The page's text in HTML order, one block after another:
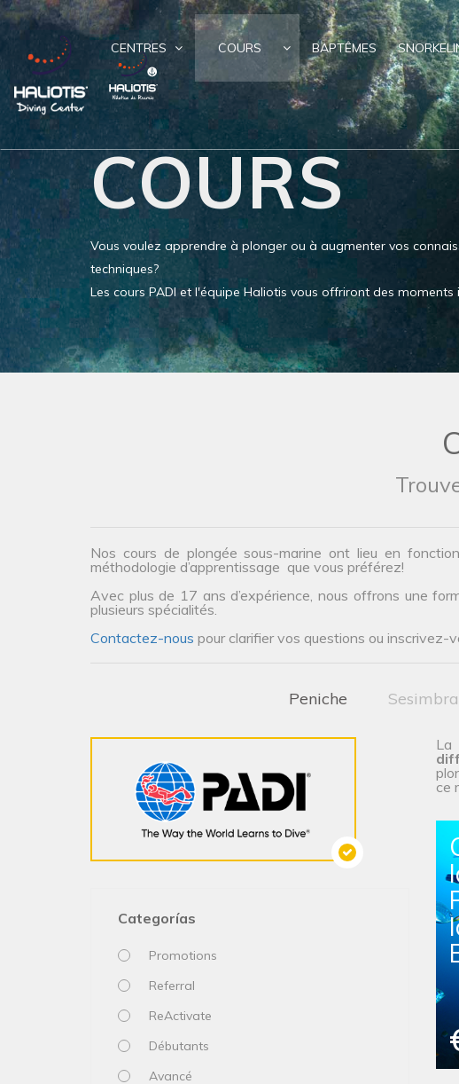
CENTRES COURS BAPTÊMES
COURS
Vous voulez apprendre à plonger ou à augmenter vos
techniques?
Les cours PADI et l'équipe Haliotis vous offriront des moments
Nos cours de plongée sous-marine ont lieu en
méthodologie d’apprentissage que vous préférez!
Avec plus de 17 ans d’expérience, nous offrons une
plusieurs spécialités.
Contactez-nous pour clarifier vos questions ou inscrivez-
Peniche Sesimbra
Categorías
Promotions
Referral
ReActivate
Débutants
Avancé
La
ce